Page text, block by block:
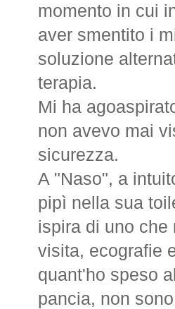
momento in cui
aver smentito i
soluzione
terapia.
Mi ha
non avevo mai
sicurezza.
A "Naso", a
pipì nella sua
ispira di uno che
visita, ecografie
quant'ho speso
pancia, non